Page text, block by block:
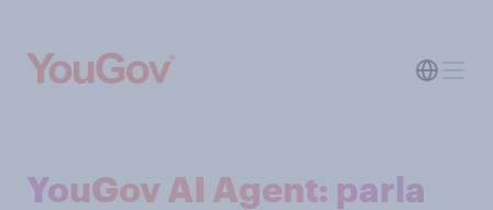
YouGov AI Agent: parla